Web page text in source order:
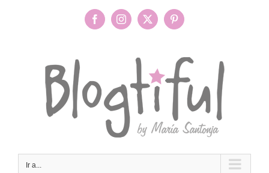
FacebookInstagram
X Pinterest
Ir a...